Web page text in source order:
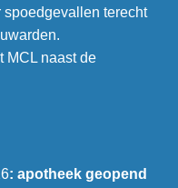
terecht
MCL naast de
: apotheek geopend